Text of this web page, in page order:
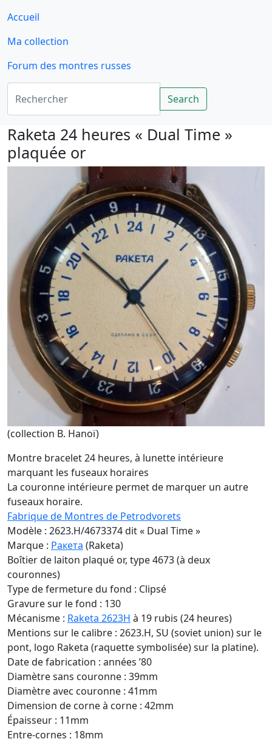
Accueil
Ma collection
Forum des montres russes
Rechercher
Search
Raketa 24 heures « Dual Time »
plaquée or
(collection B. Hanoï)
Montre bracelet 24 heures, à lunette intérieure
marquant les fuseaux horaires
La couronne intérieure permet de marquer un autre
fuseaux horaire.
Fabrique de Montres de Petrodvorets
Modèle : 2623.H/4673374 dit « Dual Time »
Marque : Ракета (Raketa)
Boîtier de laiton plaqué or, type 4673 (à deux
couronnes)
Type de fermeture du fond : Clipsé
Gravure sur le fond : 130
Mécanisme : Raketa 2623H à 19 rubis (24 heures)
Mentions sur le calibre : 2623.H, SU (soviet union) sur le
pont, logo Raketa (raquette symbolisée) sur la platine).
Date de fabrication : années ’80
Diamètre sans couronne : 39mm
Diamètre avec couronne : 41mm
Dimension de corne à corne : 42mm
Épaisseur : 11mm
Entre-cornes : 18mm